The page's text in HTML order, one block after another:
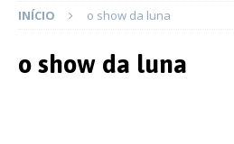
INÍCIO o show da luna
o show da luna